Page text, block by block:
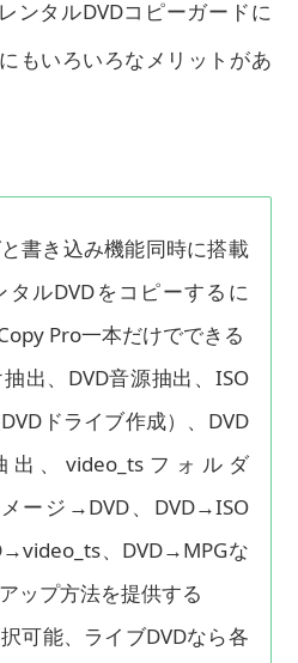
ンタルDVDコピーガードに
もいろいろなメリットがあ
き込み機能同時に搭載
ルDVDをコピーするに
Pro一本だけでできる
出、DVD音源抽出、ISO
ドライブ作成）、DVD
、video_tsフォルダ
ージ→DVD、DVD→ISO
、DVD→MPGな
ップ方法を提供する
能、ライブDVDなら各